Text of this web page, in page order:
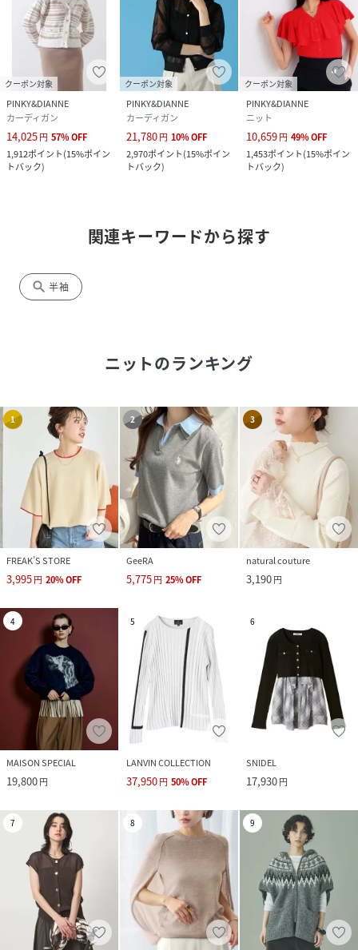
クーポン対象
PINKY&DIANNE
カーディガン
14,025円 57%OFF
1,912ポイント(15%ポイン
トバック)
クーポン対象
PINKY&DIANNE
カーディガン
21,780円 10%OFF
2,970ポイント(15%ポイン
トバック)
クーポン対象
PINKY&DIANNE
ニット
10,659円 49%OFF
1,453ポイント(15%ポイン
トバック)
関連キーワードから探す
search 半袖
ニットのランキング
1
FREAK’S STORE
3,995円 20%OFF
2
GeeRA
5,775円 25%OFF
3
natural couture
3,190円
4
MAISON SPECIAL
19,800円
5
LANVIN COLLECTION
37,950円 50%OFF
6
SNIDEL
17,930円
7 8 9